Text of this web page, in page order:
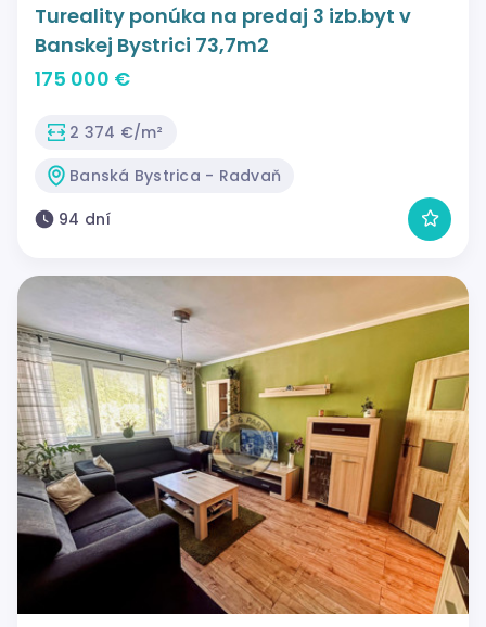
Tureality ponúka na predaj 3 izb.byt v
Banskej Bystrici 73,7m2
175 000 €
2 374 €/m²
Banská Bystrica - Radvaň
94 dní